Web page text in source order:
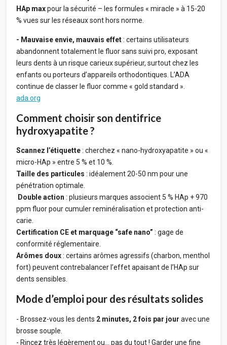
HAp maxpour la sécurité – les formules « miracle » à 15-20
% vues sur les réseaux sont hors norme.
- Mauvaise envie, mauvais effet: certains utilisateurs
abandonnent totalement le fluor sans suivi pro, exposant
leurs dents à un risque carieux supérieur, surtout chez les
enfants ou porteurs d’appareils orthodontiques. L’ADA
continue de classer le fluor comme « gold standard ».
ada.org
Comment choisir son dentifrice
hydroxyapatite ?
Scannez l’étiquette: cherchez « nano-hydroxyapatite » ou «
micro-HAp » entre 5 % et 10 %.
Taille des particules : idéalement 20-50 nm pour une
pénétration optimale.
Double action : plusieurs marques associent 5 % HAp + 970
ppm fluor pour cumuler reminéralisation et protection anti-
carie.
Certification CE et marquage “safe nano” : gage de
conformité réglementaire.
Arômes doux: certains arômes agressifs (charbon, menthol
fort) peuvent contrebalancer l’effet apaisant de l’HAp sur
dents sensibles.
Mode d’emploi pour des résultats solides
- Brossez-vous les dents 2 minutes, 2 fois par jour avec une
brosse souple.
- Rincez très légèrement ou… pas du tout ! Garder une fine